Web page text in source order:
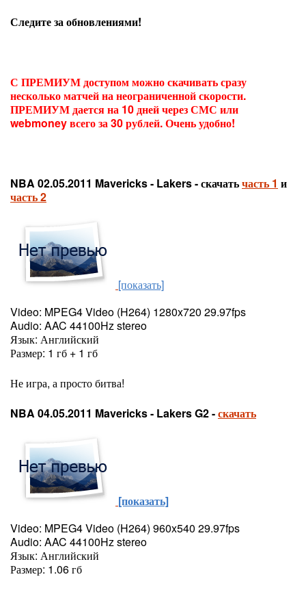
Следите за обновлениями!
С ПРЕМИУМ доступом можно скачивать сразу
несколько матчей на неограниченной скорости.
ПРЕМИУМ дается на 10 дней через СМС или
webmoney всего за 30 рублей. Очень удобно!
NBA 02.05.2011 Mavericks - Lakers - скачатьчасть 1 и
часть 2
[показать]
Video: MPEG4 Video (H264) 1280x720 29.97fps
Audio: AAC 44100Hz stereo
Язык: Английский
Размер: 1 гб + 1 гб
Не игра, а просто битва!
NBA 04.05.2011 Mavericks - Lakers G2 -скачать
[показать]
Video: MPEG4 Video (H264) 960x540 29.97fps
Audio: AAC 44100Hz stereo
Язык: Английский
Размер: 1.06 гб